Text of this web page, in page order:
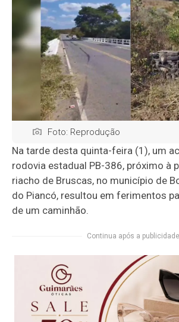
Foto: Reprodução
Na tarde desta quinta-feira (1), um
rodovia estadual PB-386, próximo à
riacho de Bruscas, no município de
do Piancó, resultou em ferimentos
de um caminhão.
Continua após a publicidade